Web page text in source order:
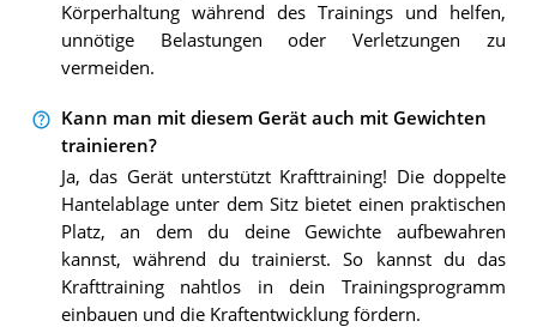
Körperhaltung während des Trainings und helfen,
unnötige Belastungen oder Verletzungen zu
vermeiden.
Kann man mit diesem Gerät auch mit Gewichten
trainieren?
Ja, das Gerät unterstützt Krafttraining! Die doppelte
Hantelablage unter dem Sitz bietet einen praktischen
Platz, an dem du deine Gewichte aufbewahren
kannst, während du trainierst. So kannst du das
Krafttraining nahtlos in dein Trainingsprogramm
einbauen und die Kraftentwicklung fördern.